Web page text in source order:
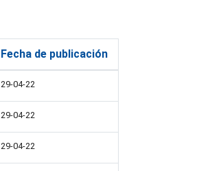
Fecha de publicación
29-04-22
29-04-22
29-04-22